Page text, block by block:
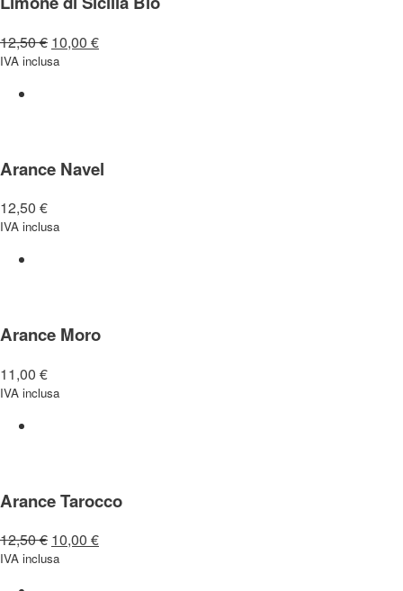
12,50€ 10,00 €
IVA inclusa
Arance Navel
12,50 €
IVA inclusa
Arance Moro
11,00 €
IVA inclusa
Arance Tarocco
12,50€ 10,00 €
IVA inclusa